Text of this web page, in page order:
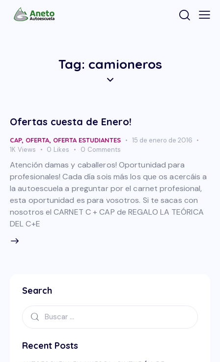
Tag: camioneros
Ofertas cuesta de Enero!
CAP, OFERTA, OFERTA ESTUDIANTES
15 de enero de 2016
1K Views 0 Likes 0 Comments
Atención damas y caballeros! Oportunidad para
profesionales! Cada día sois más los que os acercáis a
la autoescuela a preguntar por el carnet profesional,
esta oportunidad es para vosotros. Si te sacas con
nosotros el CARNET C + CAP de REGALO LA TEÓRICA
DEL C+E
Search
Recent Posts